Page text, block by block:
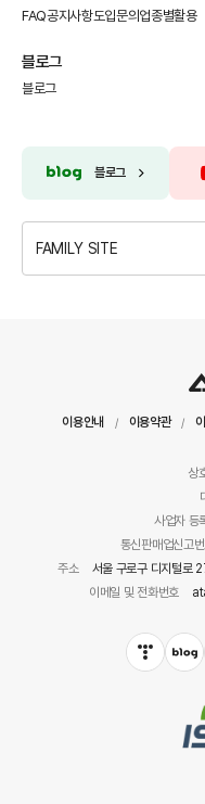
FAQ공지사항도입문의업종별활용
블로그
블로그
블로그
FAMILY SITE
이용안내 / 이용약관 /
상
사업자 등
통신판매업신고
주소
서울 구로구 디지털로
이메일 및 전화번호